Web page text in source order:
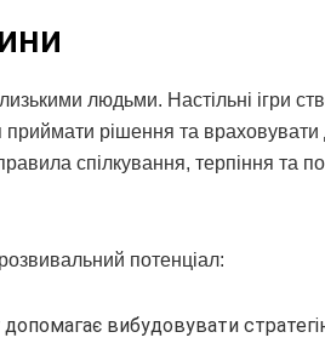
людьми. Настільні ігри
рішення та враховувати
спілкування, терпіння та
потенціал:
вибудовувати